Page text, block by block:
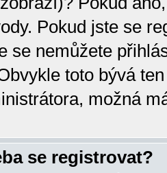
Pokud jste se
se nemůžete
toto bývá
možná
se registrovat?